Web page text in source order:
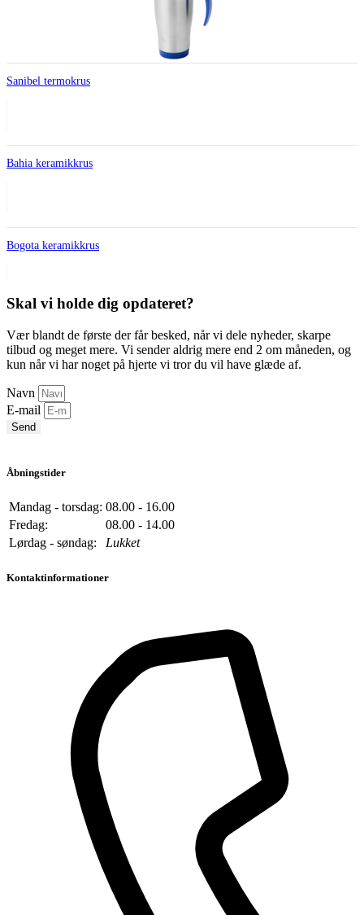
Sanibel termokrus
Bahia keramikkrus
Bogota keramikkrus
Skal vi holde dig opdateret?
Vær blandt de første der får besked, når vi dele nyheder, skarpe
tilbud og meget mere. Vi sender aldrig mere end 2 om måneden, og
kun når vi har noget på hjerte vi tror du vil have glæde af.
Navn
E-mail
Send
Åbningstider
Mandag - torsdag: 08.00 - 16.00
Fredag:
08.00 - 14.00
Lørdag - søndag:
Lukket
Kontaktinformationer